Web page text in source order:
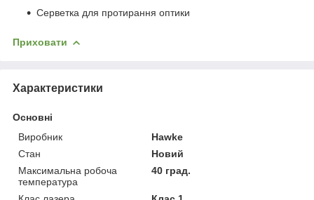
Серветка для протирання оптики
Приховати
Характеристики
Основні
Виробник
Hawke
Стан
Новий
Максимальна робоча
температура
40 град.